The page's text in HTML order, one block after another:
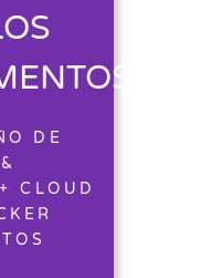
DE
CLOUD